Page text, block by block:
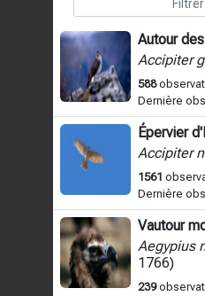
Autour
Accipiter
588
Dernière
Épervier
Accipiter
1561
Dernière
Vautour
Aegypius
1766)
239